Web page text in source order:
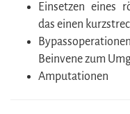
Einsetzen eines
das einen
Beinvene zum
Amputationen